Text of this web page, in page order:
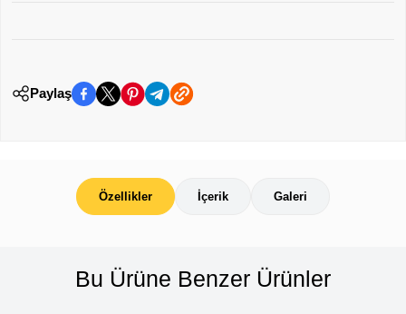
Paylaş
Özellikler İçerik Galeri
Bu Ürüne Benzer Ürünler